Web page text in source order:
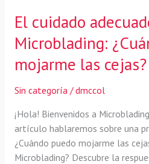
se
ve
Descubre
esta
técnica
semipermanente.
El cuidado
Microblading:
mojarme las cejas?
Sin categoría/dmccol
¡Hola! Bienvenidos a
artículo hablaremos sobre una
¿Cuándo puedo mojarme las
Microblading? Descubre la